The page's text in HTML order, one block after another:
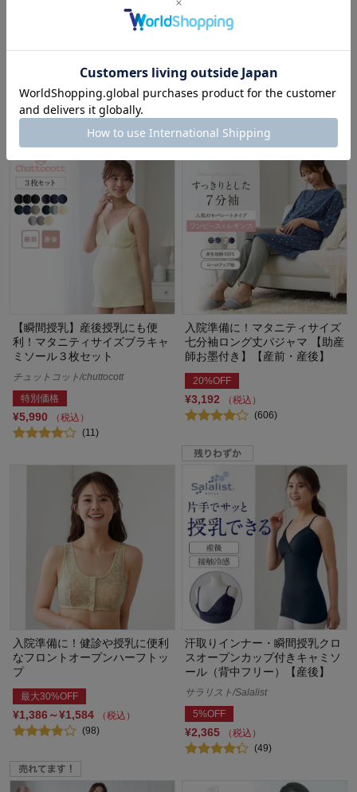
なめらか保湿素材のラクちんマ
¥951
（税込）
(25)
サイズが細かく選べるマタニテ
後】
30%OFF
¥1,463（税込）
【瞬間授乳】産後授乳にも便
利！マタニティサイズブラキャ
ミソール３枚セット
チュットコット/chuttocott
特別価格
¥5,990
（税込）
(11)
入院準備に！マタニティサイズ
七分袖ロング丈パジャマ 【助産
師お墨付き】【産前・産後】
20%OFF
¥3,192
（税込）
(606)
入院準備に！健診や授乳に便利
なフロントオープンハーフトッ
プ
最大30%OFF
¥1,386～¥1,584
（税込）
(98)
汗取りインナー・瞬間授乳クロ
スオープンカップ付きキャミソ
ール（背中フリー）【産後】
サラリスト/Salalist
5%OFF
¥2,365
（税込）
(49)